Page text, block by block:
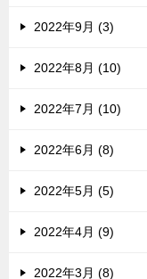
2022年9月 (3)
2022年8月 (10)
2022年7月 (10)
2022年6月 (8)
2022年5月 (5)
2022年4月 (9)
2022年3月 (8)